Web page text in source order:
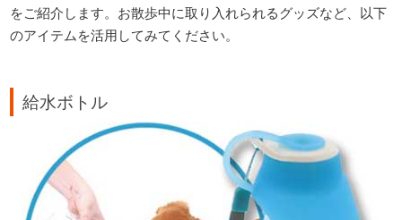
をご紹介します。お散歩中に取り入れられるグッズなど、以下
のアイテムを活用してみてください。
給水ボトル